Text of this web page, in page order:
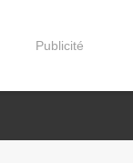
Publicité